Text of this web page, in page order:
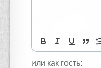
или как гость: